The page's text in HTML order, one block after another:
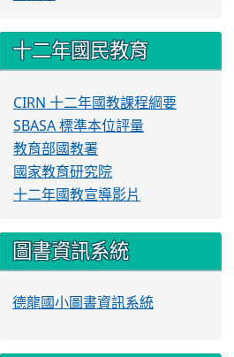
十二年國民教育
CIRN 十二年國教課程綱要
SBASA 標準本位評量
教育部國教署
國家教育研究院
十二年國教宣導影片
圖書資訊系統
德龍國小圖書資訊系統